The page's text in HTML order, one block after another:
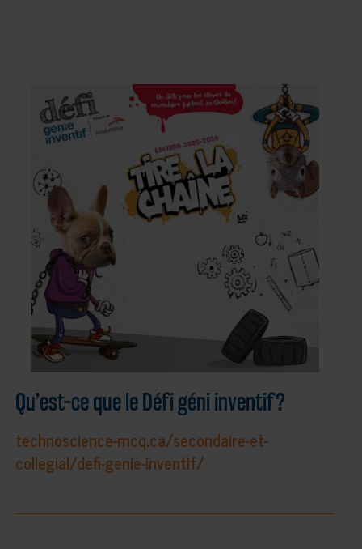
Qu’est-ce que le Défi géni inventif?
technoscience-mcq.ca/secondaire-et-
collegial/defi-genie-inventif/